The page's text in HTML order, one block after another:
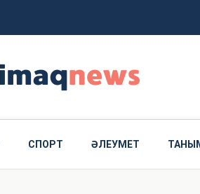
СПОРТ ӘЛЕУМЕТ